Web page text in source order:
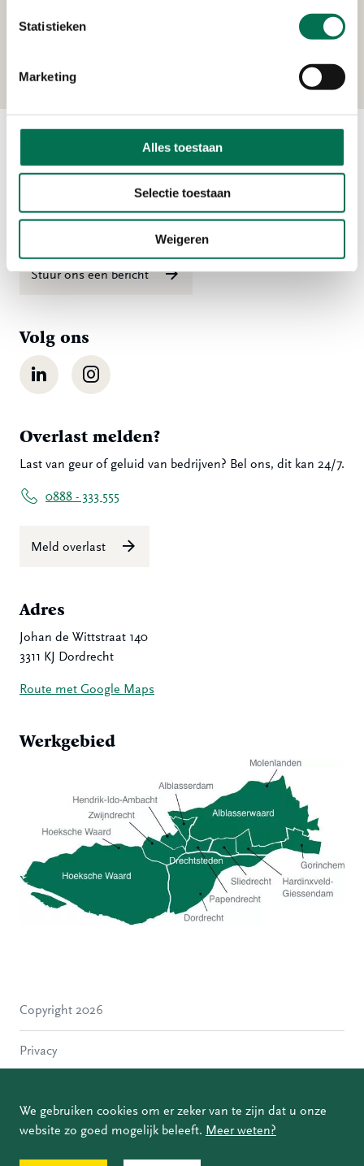
Statistieken
Marketing
Alles toestaan
Selectie toestaan
Weigeren
We gebruiken cookies om er zeker van te zijn dat u onze
website zo goed mogelijk beleeft. Meer weten?
De Haan Minerale Oliën B.V.
Contact
Ma t/m vr 08:00 tot 16:30 uur
078 - 770 85 85
Stuur ons een bericht
Volg ons
LinkedIn Instagram
Overlast melden?
Last van geur of geluid van bedrijven? Bel ons, dit kan 24/7.
0888 - 333 555
Meld overlast
Adres
Johan de Wittstraat 140
3311 KJ Dordrecht
Route met Google Maps
Werkgebied
Molenlanden
Papendrecht
Gorinchem
Copyright 2026
Privacy
Coordinated Vulnerability Disclosure